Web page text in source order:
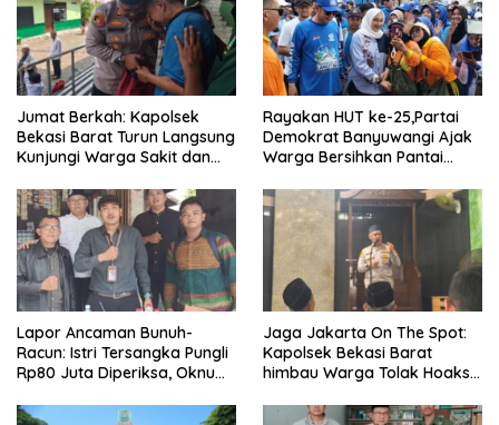
Jumat Berkah: Kapolsek
Bekasi Barat Turun Langsung
Kunjungi Warga Sakit dan
Rayakan HUT ke-25,Partai
Demokrat Banyuwangi Ajak
Warga Bersihkan Pantai
Lapor Ancaman Bunuh-
Racun: Istri Tersangka Pungli
Rp80 Juta Diperiksa, Oknum
Disdagperin
Jaga Jakarta On The Spot:
Kapolsek Bekasi Barat
himbau Warga Tolak Hoaks
Sholat Jumat